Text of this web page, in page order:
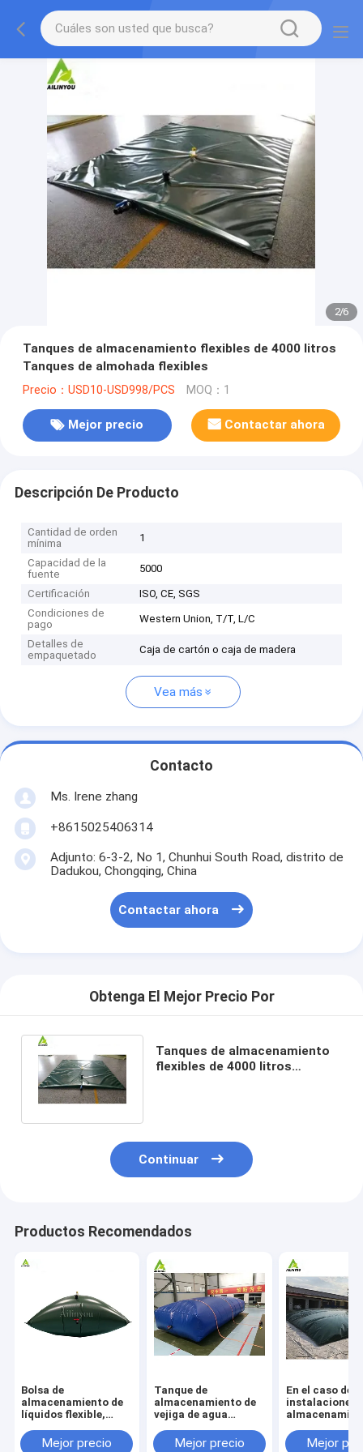
2/6
Tanques de almacenamiento flexibles de 4000 litros
Tanques de almohada flexibles
Precio：USD10-USD998/PCS MOQ：1
Mejor precio Contactar ahora
Descripción De Producto
Cantidad de orden
mínima
1
Capacidad de la
fuente
5000
Certificación
ISO, CE, SGS
Condiciones de
pago
Western Union, T/T, L/C
Detalles de
empaquetado
Caja de cartón o caja de madera
Vea más
Contacto
Ms. Irene zhang
+8615025406314
Adjunto: 6-3-2, No 1, Chunhui South Road, distrito de
Dadukou, Chongqing, China
Contactar ahora
Obtenga El Mejor Precio Por
Tanques de almacenamiento
flexibles de 4000 litros
Continuar
Productos Recomendados
Bolsa de
almacenamiento de
líquidos flexible,
almacenamiento de
Mejor precio
Tanque de
almacenamiento de
vejiga de agua
galones Tanque de
Mejor precio
En el caso de
instalaciones
utilizará un
Mejor